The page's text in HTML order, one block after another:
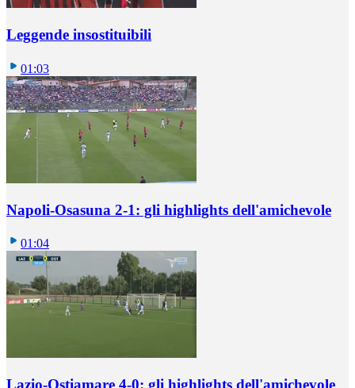
Leggende insostituibili
01:03
Napoli-Osasuna 2-1: gli highlights dell'amichevole
01:04
Lazio-Ostiamare 4-0: gli highlights dell'amichevole